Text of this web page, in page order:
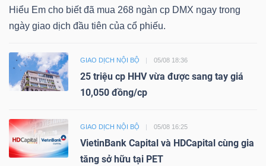
Hiểu Em cho biết đã mua 268 ngàn cp DMX ngay trong
ngày giao dịch đầu tiên của cổ phiếu.
GIAO DỊCH NỘI BỘ 05/08 18:36
25 triệu cp HHV vừa được sang tay giá
10,050 đồng/cp
GIAO DỊCH NỘI BỘ 05/08 16:25
VietinBank Capital và HDCapital cùng gia
tăng sở hữu tại PET